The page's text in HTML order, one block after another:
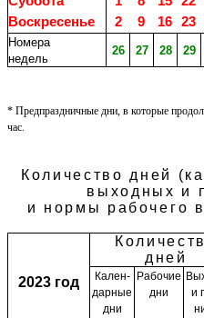
Воскресенье
2 9 16 23
Номера
недель
26 27 28 29
* Предпраздничные дни, в которые
час.
Количество дней
выходных и
и нормы рабочего
2023 год
дней
Кален­
дарные
дни
Рабочие
дни
и